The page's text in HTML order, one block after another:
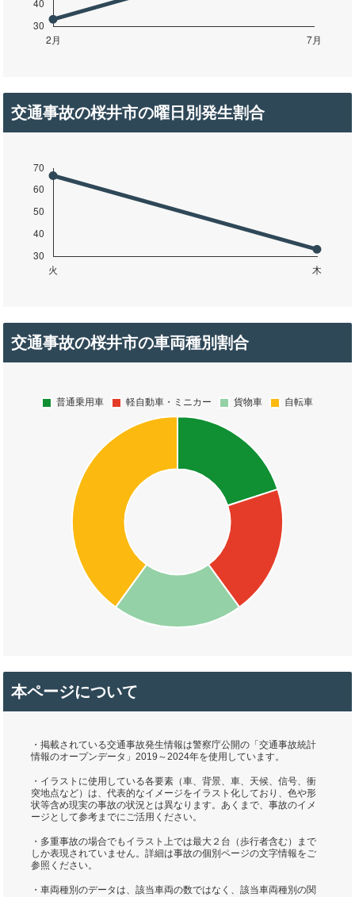
交通事故の桜井市の曜日別発生割合
交通事故の桜井市の車両種別割合
本ページについて
・掲載されている交通事故発生情報は警察庁公開の「交通事故統計
情報のオープンデータ」2019～2024年を使用しています。
・イラストに使用している各要素（車、背景、車、天候、信号、衝
突地点など）は、代表的なイメージをイラスト化しており、色や形
状等含め現実の事故の状況とは異なります。あくまで、事故のイメ
ージとして参考までにご活用ください。
・多重事故の場合でもイラスト上では最大２台（歩行者含む）まで
しか表現されていません。詳細は事故の個別ページの文字情報をご
参照ください。
・車両種別のデータは、該当車両の数ではなく、該当車両種別の関